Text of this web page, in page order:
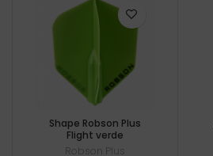
Shape Robson Plus
Flight verde
Robson Plus